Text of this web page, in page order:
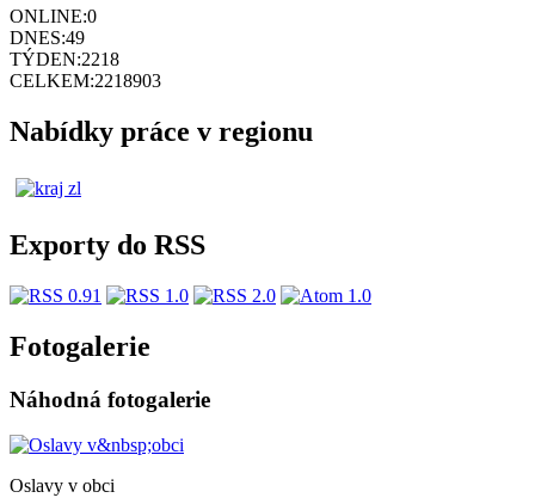
ONLINE:0
DNES:49
TÝDEN:2218
CELKEM:2218903
Nabídky práce v regionu
Exporty do RSS
Fotogalerie
Náhodná fotogalerie
Oslavy v obci